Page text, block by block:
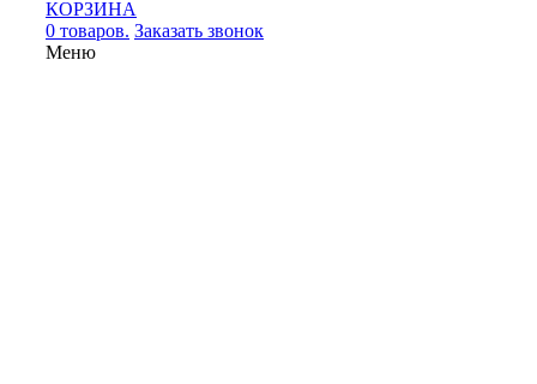
КОРЗИНА
0 товаров. Заказать звонок
Меню